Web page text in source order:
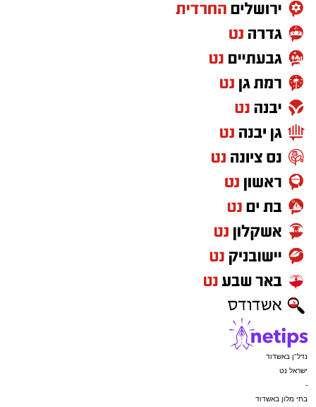
הרשות גב' סימונה מורלי על שיתוף הפעולה
בהפקת המופע והוצאתו לפועל. תודה לכל מי
שהשתתף ולכל מי שעוד ישתתף בהמשך
בפעילויות המרכז למורשת, אתם הכח שלנו. אלפי
תודות לראש העיר היקר שלנו ד"ר יחיאל לסרי על
הסיוע הצמוד ל"מרכז למורשת", על התמיכה
והדאגה לכל פרט".
מעוניינים להגיב? לדווח ? צרו איתנו קשר במייל -
ASHDODS@ISNET.CO.IL
נדל"ן באשדוד
ישראל נט
-
בתי מלון באשדוד